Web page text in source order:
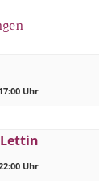
17:00 Uhr
Uhr